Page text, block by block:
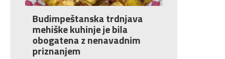
Budimpeštanska trdnjava
mehiške kuhinje je bila
obogatena z nenavadnim
priznanjem